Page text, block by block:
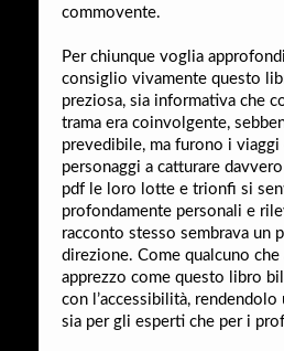
commovente.
Per chiunque voglia
consiglio vivamente questo
preziosa, sia informativa che
trama era coinvolgente,
prevedibile, ma furono i
personaggi a catturare
pdf le loro lotte e trionfi si
profondamente personali e
racconto stesso sembrava un
direzione. Come qualcuno che
apprezzo come questo libro
con l’accessibilità, rendendolo
sia per gli esperti che per i